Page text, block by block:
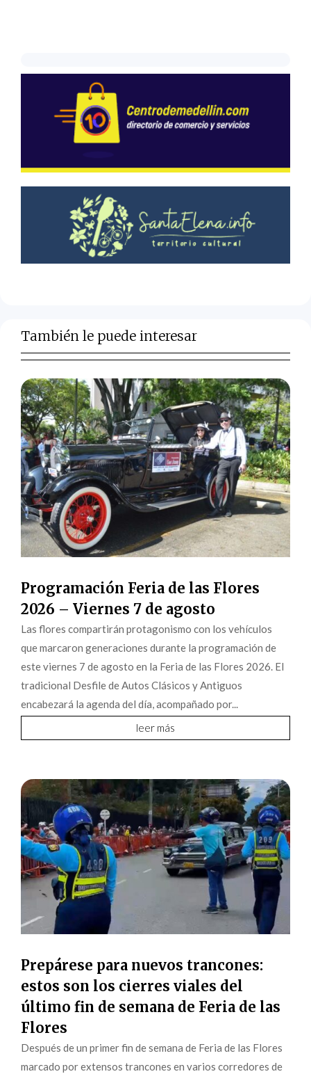
También le puede interesar
Programación Feria de las Flores
2026 – Viernes 7 de agosto
Las flores compartirán protagonismo con los vehículos
que marcaron generaciones durante la programación de
este viernes 7 de agosto en la Feria de las Flores 2026. El
tradicional Desfile de Autos Clásicos y Antiguos
encabezará la agenda del día, acompañado por...
leer más
Prepárese para nuevos trancones:
estos son los cierres viales del
último fin de semana de Feria de las
Flores
Después de un primer fin de semana de Feria de las Flores
marcado por extensos trancones en varios corredores de